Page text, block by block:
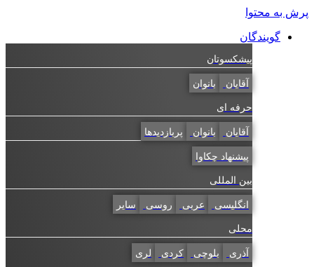
پرش به محتوا
گویندگان
پیشکسوتان
آقایان بانوان
حرفه ای
آقایان بانوان پربازدیدها
پیشنهاد چکاوا
بین المللی
انگلیسی عربی روسی سایر
محلی
آذری بلوچی کردی لری